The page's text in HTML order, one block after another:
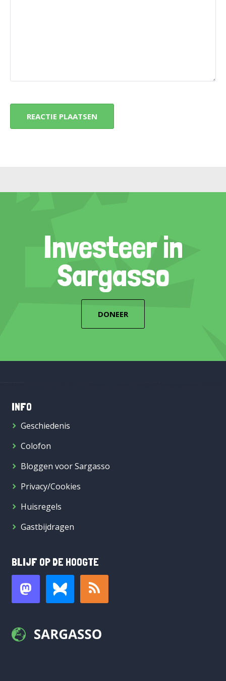
Investeer in
Sargasso
DONEER
INFO
Geschiedenis
Colofon
Bloggen voor Sargasso
Privacy/Cookies
Huisregels
Gastbijdragen
BLIJF OP DE HOOGTE